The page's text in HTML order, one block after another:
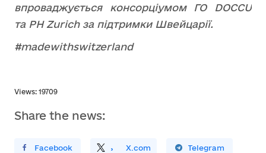
впроваджується консорціумом ГО DOCCU
та PH Zurich за підтримки Швейцарії.
#madewithswitzerland
Views: 19709
Share the news:
У FacebookПоділитись X.com
Поширити У Telegram